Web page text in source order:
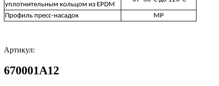
уплотнительным кольцом из EPDM
Профиль пресс-насадок MP
Артикул:
670001A12